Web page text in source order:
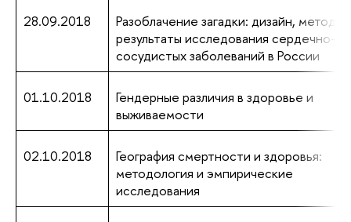
28.09.2018
Разоблачение загадки: дизайн, методы
результаты исследования сердечно-
сосудистых заболеваний в России
01.10.2018
Гендерные различия в здоровье и
выживаемости
02.10.2018
География смертности и здоровья:
методология и эмпирические
исследования